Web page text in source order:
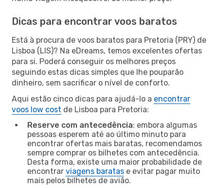
Dicas para encontrar voos baratos
Está à procura de voos baratos para Pretoria (PRY) de
Lisboa (LIS)? Na eDreams, temos excelentes ofertas
para si. Poderá conseguir os melhores preços
seguindo estas dicas simples que lhe pouparão
dinheiro, sem sacrificar o nível de conforto.
Aqui estão cinco dicas para ajudá-lo a encontrar
voos low cost de Lisboa para Pretoria:
Reserve com antecedência: embora algumas
pessoas esperem até ao último minuto para
encontrar ofertas mais baratas, recomendamos
sempre comprar os bilhetes com antecedência.
Desta forma, existe uma maior probabilidade de
encontrar viagens baratas e evitar pagar muito
mais pelos bilhetes de avião.